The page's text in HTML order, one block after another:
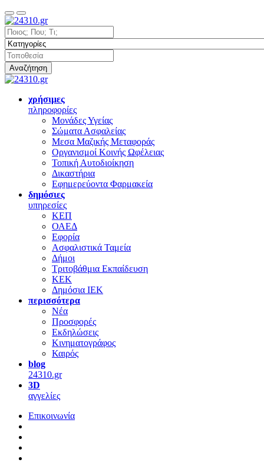
Αναζήτηση
χρήσιμες
πληροφορίες
Μονάδες Υγείας
Σώματα Ασφαλείας
Μεσα Μαζικής Μεταφοράς
Οργανισμοί Κοινής Ωφέλειας
Τοπική Αυτοδιοίκηση
Δικαστήρια
Εφημερεύοντα Φαρμακεία
δημόσιες
υπηρεσίες
ΚΕΠ
ΟΑΕΔ
Εφορία
Ασφαλιστικά Ταμεία
Δήμοι
Τριτοβάθμια Εκπαίδευση
ΚΕΚ
Δημόσια ΙΕΚ
περισσότερα
Νέα
Προσφορές
Εκδηλώσεις
Κινηματογράφος
Καιρός
blog
24310.gr
3D
αγγελίες
Επικοινωνία